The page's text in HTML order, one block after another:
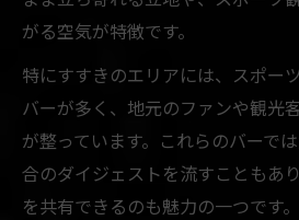
がる空気が特徴です。
特にすすきのエリアには、スポー
バーが多く、地元のファンや観光
が整っています。これらのバーで
合のダイジェストを流すこともあ
を共有できるのも魅力の一つです。